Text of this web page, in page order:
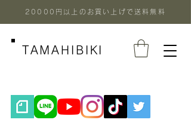
20000円以上のお買い上げで送料無料
TAMAHIBIKI